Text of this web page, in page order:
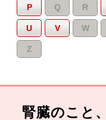
P Q R
U V W
Z
腎臓のこと